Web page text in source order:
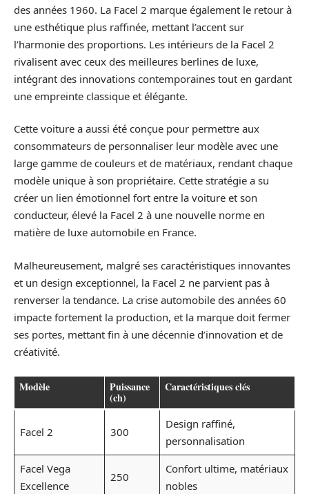
des années 1960. La Facel 2 marque également le retour à
une esthétique plus raffinée, mettant l’accent sur
l’harmonie des proportions. Les intérieurs de la Facel 2
rivalisent avec ceux des meilleures berlines de luxe,
intégrant des innovations contemporaines tout en gardant
une empreinte classique et élégante.
Cette voiture a aussi été conçue pour permettre aux
consommateurs de personnaliser leur modèle avec une
large gamme de couleurs et de matériaux, rendant chaque
modèle unique à son propriétaire. Cette stratégie a su
créer un lien émotionnel fort entre la voiture et son
conducteur, élevé la Facel 2 à une nouvelle norme en
matière de luxe automobile en France.
Malheureusement, malgré ses caractéristiques innovantes
et un design exceptionnel, la Facel 2 ne parvient pas à
renverser la tendance. La crise automobile des années 60
impacte fortement la production, et la marque doit fermer
ses portes, mettant fin à une décennie d’innovation et de
créativité.
Modèle Puissance
(ch)
Caractéristiques clés
Facel 2 300
Design raffiné,
personnalisation
Facel Vega
Excellence
250
Confort ultime, matériaux
nobles